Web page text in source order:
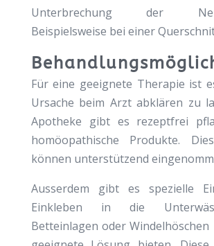
Unterbrechung der
Beispielsweise bei einer
Für eine geeignete Therapie ist
Ursache beim Arzt abklären zu
Apotheke gibt es rezeptfrei
homöopathische Produkte.
können unterstützend
Ausserdem gibt es spezielle
Einkleben in die
Betteinlagen oder